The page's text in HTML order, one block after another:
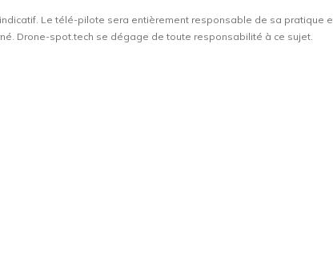
Le télé-pilote sera entièrement responsable de sa pratique
Drone-spot.tech se dégage de toute responsabilité à ce sujet.